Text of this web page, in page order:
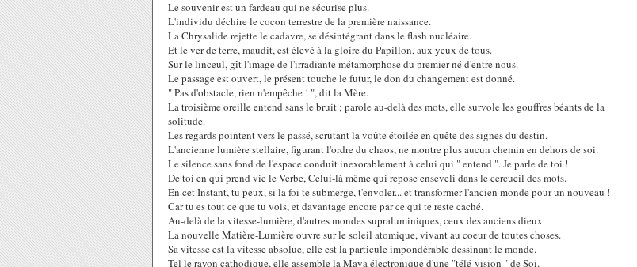
Le souvenir est un fardeau qui ne sécurise plus.
L'individu déchire le cocon terrestre de la première naissance.
La Chrysalide rejette le cadavre, se désintégrant dans le flash nucléaire.
Et le ver de terre, maudit, est élevé à la gloire du Papillon, aux yeux de tous.
Sur le linceul, gît l'image de l'irradiante métamorphose du premier-né d'entre nous.
Le passage est ouvert, le présent touche le futur, le don du changement est donné.
" Pas d'obstacle, rien n'empêche ! ", dit la Mère.
La troisième oreille entend sans le bruit ; parole au-delà des mots, elle survole les gouffres béants de la
solitude.
Les regards pointent vers le passé, scrutant la voûte étoilée en quête des signes du destin.
L'ancienne lumière stellaire, figurant l'ordre du chaos, ne montre plus aucun chemin en dehors de soi.
Le silence sans fond de l'espace conduit inexorablement à celui qui " entend ". Je parle de toi !
De toi en qui prend vie le Verbe, Celui-là même qui repose enseveli dans le cercueil des mots.
En cet Instant, tu peux, si la foi te submerge, t'envoler... et transformer l'ancien monde pour un nouveau !
Car tu es tout ce que tu vois, et davantage encore par ce qui te reste caché.
Au-delà de la vitesse-lumière, d'autres mondes supraluminiques, ceux des anciens dieux.
La nouvelle Matière-Lumière ouvre sur le soleil atomique, vivant au coeur de toutes choses.
Sa vitesse est la vitesse absolue, elle est la particule impondérable dessinant le monde.
Tel le rayon cathodique, elle assemble la Maya électronique d'une "télé-vision " de Soi.